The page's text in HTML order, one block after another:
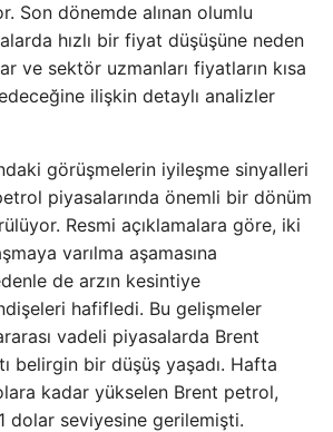
Son dönemde alınan olumlu
hızlı bir fiyat düşüşüne neden
ve sektör uzmanları fiyatların kısa
ilişkin detaylı analizler
görüşmelerin iyileşme sinyalleri
piyasalarında önemli bir dönüm
Resmi açıklamalara göre, iki
varılma aşamasına
de arzın kesintiye
hafifledi. Bu gelişmeler
vadeli piyasalarda Brent
belirgin bir düşüş yaşadı. Hafta
kadar yükselen Brent petrol,
dolar seviyesine gerilemişti.